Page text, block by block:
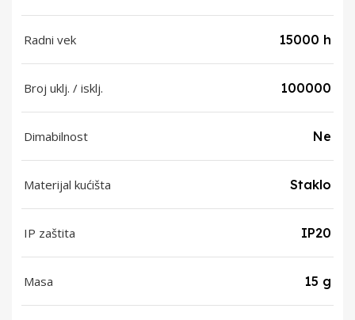
Radni vek 15000 h
Broj uklj. / isklj. 100000
Dimabilnost Ne
Materijal kućišta Staklo
IP zaštita IP20
Masa 15 g